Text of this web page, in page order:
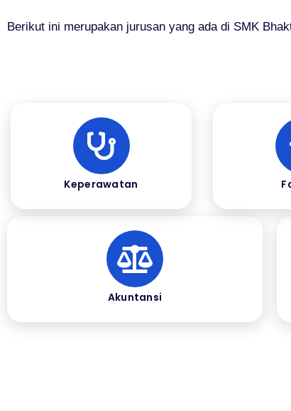
Berikut ini merupakan jurusan yang ada di SMK
Keperawatan
Akuntansi